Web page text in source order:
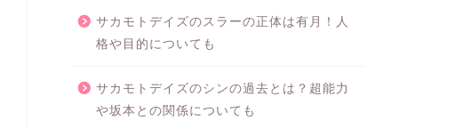
サカモトデイズのスラーの正体は有月！人
格や目的についても
サカモトデイズのシンの過去とは？超能力
や坂本との関係についても